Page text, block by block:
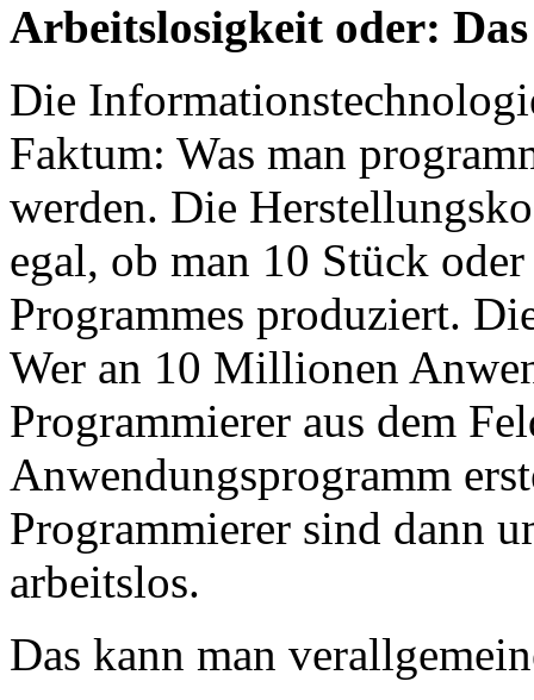
Arbeitslosigkeit oder:
Die
Faktum: Was man
werden. Die
egal, ob man 10 Stück
Programmes produziert.
Wer an 10 Millionen
Programmierer aus dem
Anwendungsprogramm
Programmierer sind dann
arbeitslos.
Das kann man